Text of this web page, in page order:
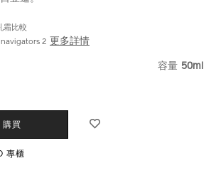
霜比較
2 更多詳情
容量 50ml
購買
專櫃